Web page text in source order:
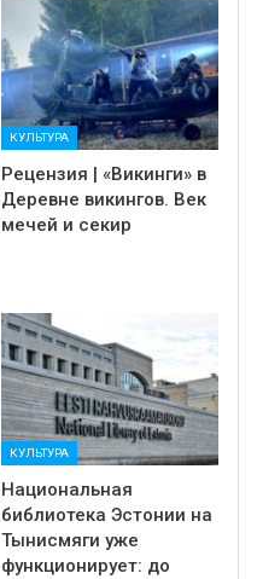
КУЛЬТУРА
Рецензия | «Викинги» в
Деревне викингов. Век
мечей и секир
КУЛЬТУРА
Национальная
библиотека Эстонии на
Тынисмяги уже
функционирует: до